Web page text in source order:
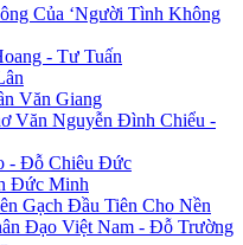
Của ‘Người Tình Không
- Tư Tuấn
Văn Giang
Văn Nguyễn Đình Chiểu -
- Đỗ Chiêu Đức
Đức Minh
Gạch Đầu Tiên Cho Nền
Đạo Việt Nam - Đỗ Trường